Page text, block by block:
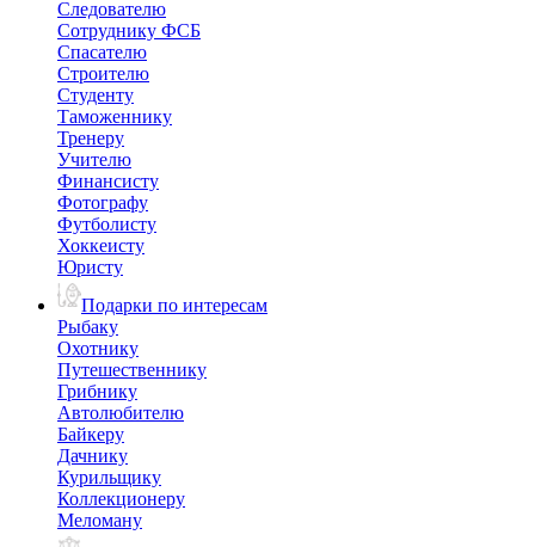
Следователю
Сотруднику ФСБ
Спасателю
Строителю
Студенту
Таможеннику
Тренеру
Учителю
Финансисту
Фотографу
Футболисту
Хоккеисту
Юристу
Подарки по интересам
Рыбаку
Охотнику
Путешественнику
Грибнику
Автолюбителю
Байкеру
Дачнику
Курильщику
Коллекционеру
Меломану